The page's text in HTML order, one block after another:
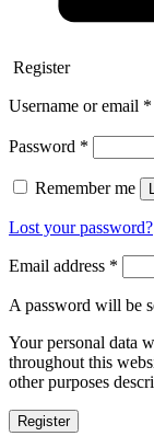
Register
Username or email *
Password *
Remember me
Lost your password?
Email address *
A password will be
Your personal data
throughout this
other purposes
Register